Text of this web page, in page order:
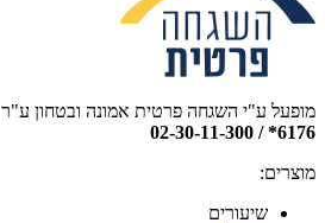
מופעל ע"י השגחה פרטית אמונה ובטחון ע"ר
6176* / 02-30-11-300
מוצרים:
שיעורים